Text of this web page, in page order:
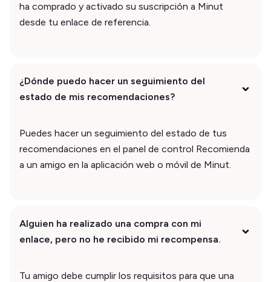
ha comprado y activado su suscripción a Minut
desde tu enlace de referencia.
¿Dónde puedo hacer un seguimiento del
estado de mis recomendaciones?
Puedes hacer un seguimiento del estado de tus
recomendaciones en el panel de control Recomienda
a un amigo en la aplicación web o móvil de Minut.
Alguien ha realizado una compra con mi
enlace, pero no he recibido mi recompensa.
Tu amigo debe cumplir los requisitos para que una